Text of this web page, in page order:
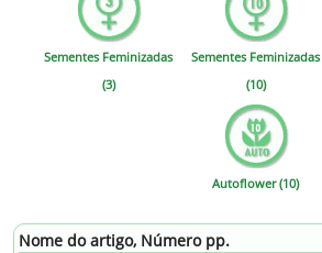
Sementes Feminizadas
(3)
Sementes Feminizadas
(10)
Autoflower (10)
Nome do artigo, Número pp.